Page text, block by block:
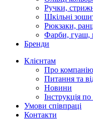
Ручки,
Шкільні
Рюкзаки,
Фарби, гуаш,
Бренди
Клієнтам
Про компанію
Питання та
Новини
Інструкція
Умови співпраці
Контакти